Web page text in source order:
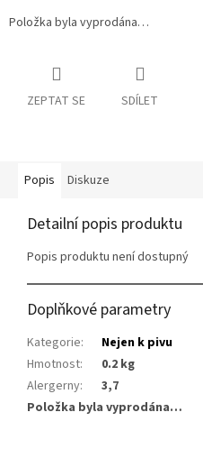
Položka byla vyprodána…
ZEPTAT SE SDÍLET
Popis Diskuze
Detailní popis produktu
Popis produktu není dostupný
Doplňkové parametry
Kategorie:
Nejen k pivu
Hmotnost:
0.2 kg
Alergerny:
3,7
Položka byla vyprodána…